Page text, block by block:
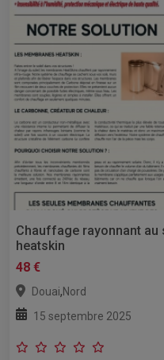
Chauffage rayonnant au
heatskin
48 €
Douai,Nord
15 septembre 2025